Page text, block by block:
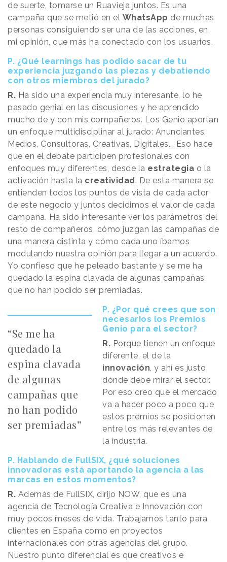
de suerte, tomarse un Ruavieja juntos. Es una
campaña que se metió en el WhatsApp de muchas
personas consiguiendo ser una de las acciones, en
mi opinión, que más ha conectado con los usuarios.
P. ¿Qué learnings has podido sacar de tu
experiencia juzgando las piezas y debatiendo
con otros miembros del jurado?
R. Ha sido una experiencia muy interesante, lo he
pasado genial en las discusiones y he aprendido
mucho de y con mis compañeros. Los Genio aportan
un enfoque multidisciplinar al jurado: Anunciantes,
Medios, Consultoras, Creativas, Digitales... Eso hace
que en el debate participen profesionales con
enfoques muy diferentes, desde la estrategia o la
activación hasta la creatividad. De esta manera se
entienden todos los puntos de vista de cada actor
de este negocio y juntos decidimos el valor de cada
campaña. Ha sido interesante ver los parámetros del
resto de compañeros, cómo juzgan las campañas de
una manera distinta y cómo cada uno íbamos
modulando nuestra opinión para llegar a un acuerdo.
Yo confieso que he peleado bastante y se me ha
quedado la espina clavada de algunas campañas
que no han podido ser premiadas.
“Se me ha
quedado la
espina clavada
de algunas
campañas que
no han podido
ser premiadas”
P. ¿Por qué crees que son
necesarios los Premios
Genio para el sector?
R. Porque tienen un enfoque
diferente, el de la
innovación, y ahí es justo
dónde debe mirar el sector.
Por eso creo que el mercado
va a hacer poco a poco que
estos premios se posicionen
entre los más relevantes de
la industria.
P. Hablando de FullSIX, ¿qué soluciones
innovadoras está aportando la agencia a las
marcas en estos momentos?
R. Además de FullSIX, dirijo NOW, que es una
agencia de Tecnología Creativa e Innovación con
muy pocos meses de vida. Trabajamos tanto para
clientes en España como en proyectos
internacionales con otras agencias del grupo.
Nuestro punto diferencial es que creativos e